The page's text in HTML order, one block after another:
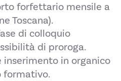
forfettario mensile a
Toscana).
di colloquio
di proroga.
inserimento in organico
formativo.